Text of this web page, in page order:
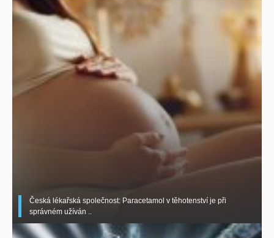
Česká lékařská společnost: Paracetamol v těhotenství je při
správném užíván ..